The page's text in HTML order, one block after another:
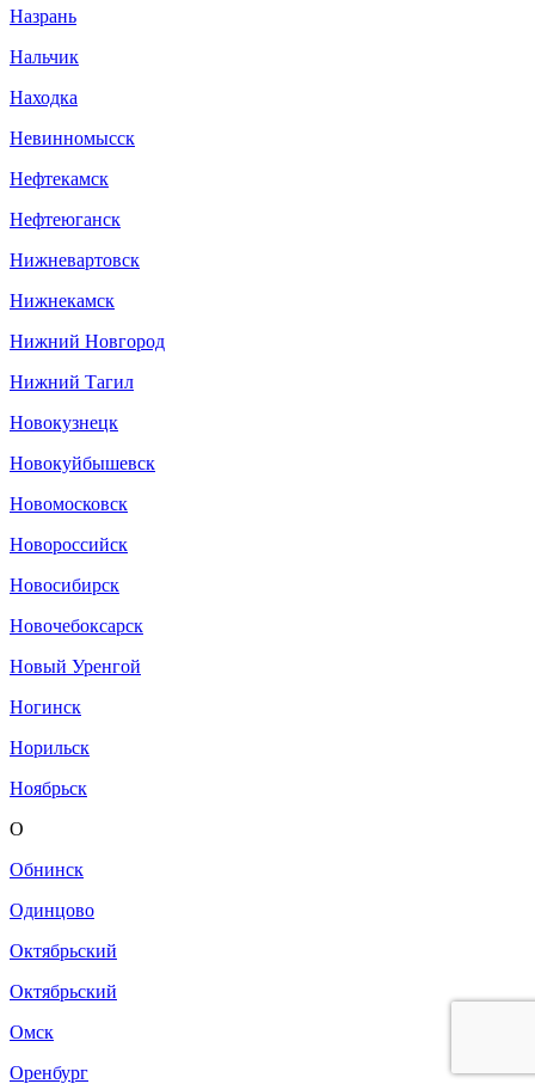
Назрань
Нальчик
Находка
Невинномысск
Нефтекамск
Нефтеюганск
Нижневартовск
Нижнекамск
Нижний Новгород
Нижний Тагил
Новокузнецк
Новокуйбышевск
Новомосковск
Новороссийск
Новосибирск
Новочебоксарск
Новый Уренгой
Ногинск
Норильск
Ноябрьск
О
Обнинск
Одинцово
Октябрьский
Октябрьский
Омск
Оренбург